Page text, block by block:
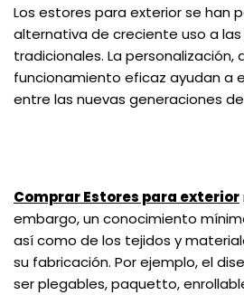
Los estores para exterior se han
alternativa de creciente uso a las
tradicionales. La personalización,
funcionamiento eficaz ayudan a
entre las nuevas generaciones
Comprar Estores para exterior
embargo, un conocimiento
así como de los tejidos y
su fabricación. Por ejemplo, el
ser plegables, paquetto,